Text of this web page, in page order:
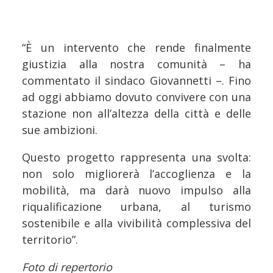
“È un intervento che rende finalmente
giustizia alla nostra comunità – ha
commentato il sindaco Giovannetti –. Fino
ad oggi abbiamo dovuto convivere con una
stazione non all’altezza della città e delle
sue ambizioni.
Questo progetto rappresenta una svolta:
non solo migliorerà l’accoglienza e la
mobilità, ma darà nuovo impulso alla
riqualificazione urbana, al turismo
sostenibile e alla vivibilità complessiva del
territorio”.
Foto di repertorio